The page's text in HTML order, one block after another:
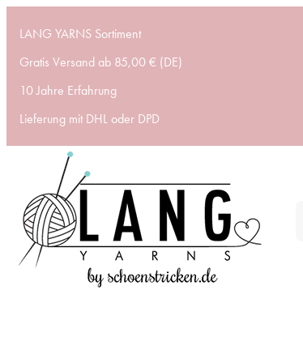
LANG YARNS Sortiment
Gratis Versand ab 85,00 € (DE)
10 Jahre Erfahrung
Lieferung mit DHL oder DPD